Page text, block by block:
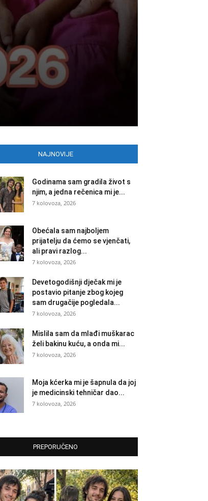
NAJNOVIJE
Godinama sam gradila život s
njim, a jedna rečenica mi je...
7 kolovoza, 2026
Obećala sam najboljem
prijatelju da ćemo se vjenčati,
ali pravi razlog...
7 kolovoza, 2026
Devetogodišnji dječak mi je
postavio pitanje zbog kojeg
sam drugačije pogledala...
7 kolovoza, 2026
Mislila sam da mlađi muškarac
želi bakinu kuću, a onda mi...
7 kolovoza, 2026
Moja kćerka mi je šapnula da joj
je medicinski tehničar dao...
7 kolovoza, 2026
PREPORUČENO